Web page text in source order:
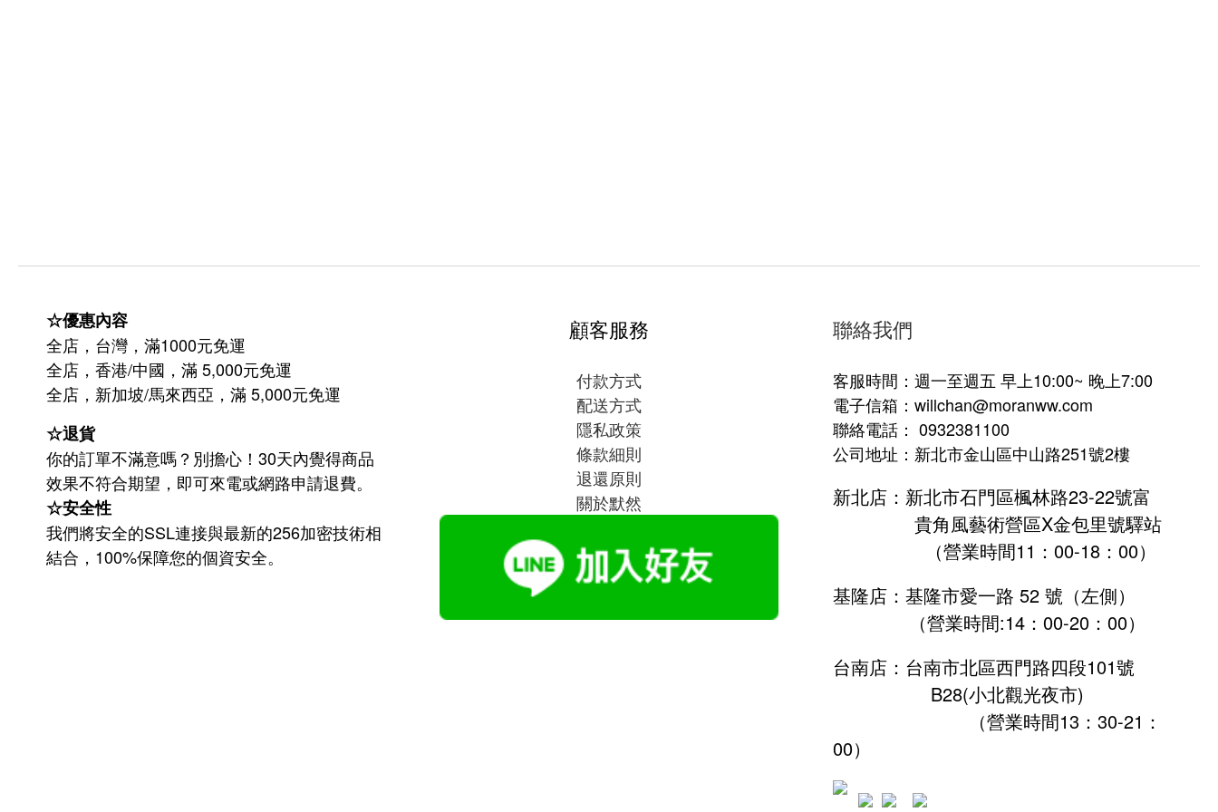
☆優惠內容
全店，台灣，滿1000元免運
全店，香港/中國，滿 5,000元免運
全店，新加坡/馬來西亞，滿 5,000元免運
☆退貨
你的訂單不滿意嗎？別擔心！30天內覺得商品
效果不符合期望，即可來電或網路申請退費。
☆安全性
我們將安全的SSL連接與最新的256加密技術相
結合，100%保障您的個資安全。
顧客服務
付款方式
配送方式
隱私政策
條款細則
退還原則
關於默然
聯絡我們
客服時間：週一至週五 早上10:00~ 晚上7:00
電子信箱：willchan@moranww.com
聯絡電話： 0932381100
公司地址：新北市金山區中山路251號2樓
新北店：新北市石門區楓林路23-22號富
貴角風藝術營區X金包里號驛站
（營業時間11：00-18：00）
基隆店：基隆市愛一路 52 號（左側）
（營業時間:14：00-20：00）
台南店：台南市北區西門路四段101號
B28(小北觀光夜市)
（營業時間13：30-21：
00）